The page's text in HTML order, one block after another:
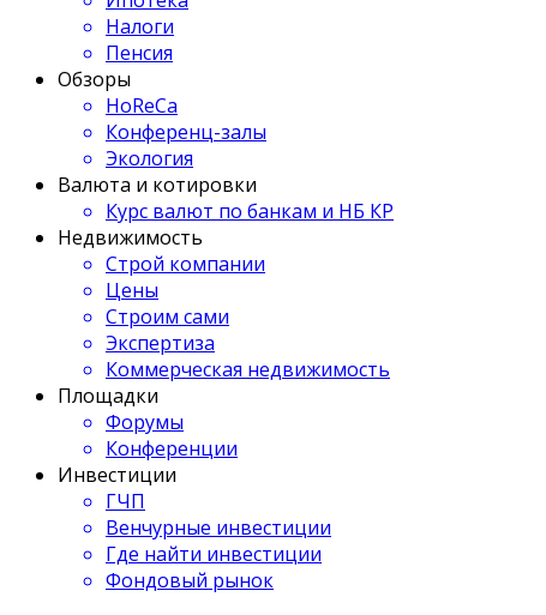
Налоги
Пенсия
Обзоры
HoReCa
Конференц-залы
Экология
Валюта и котировки
Курс валют по банкам и НБ КР
Недвижимость
Строй компании
Цены
Строим сами
Экспертиза
Коммерческая недвижимость
Площадки
Форумы
Конференции
Инвестиции
ГЧП
Венчурные инвестиции
Где найти инвестиции
Фондовый рынок